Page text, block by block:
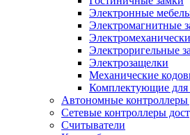
Электронные
Электромагнитные
Электроригельные
Электрозащелки
Механические
Комплектующие для
Автономные контроллеры
Сетевые контроллеры
Считыватели